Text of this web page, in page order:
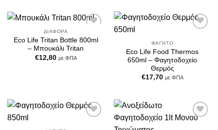
Wishlist
ΔΙΆΦΟΡΑ
Eco Life Tritan Bottle 800ml
– Μπουκάλι Tritan
€12,80 με ΦΠΑ
ΦΑΓΗΤΌ
Eco Life Food Thermos
650ml – Φαγητοδοχείο
Θερμός
€17,70 με ΦΠΑ